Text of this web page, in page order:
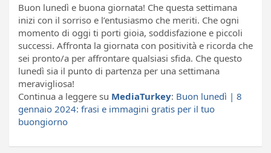
Buon lunedì e buona giornata! Che questa settimana
inizi con il sorriso e l’entusiasmo che meriti. Che ogni
momento di oggi ti porti gioia, soddisfazione e piccoli
successi. Affronta la giornata con positività e ricorda che
sei pronto/a per affrontare qualsiasi sfida. Che questo
lunedì sia il punto di partenza per una settimana
meravigliosa!
Continua a leggere su MediaTurkey: Buon lunedì | 8
gennaio 2024: frasi e immagini gratis per il tuo
buongiorno